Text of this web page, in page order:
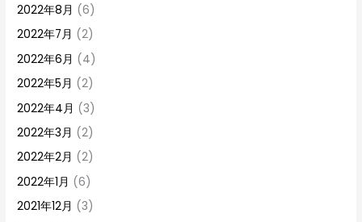
2022年8月 (6)
2022年7月 (2)
2022年6月 (4)
2022年5月 (2)
2022年4月 (3)
2022年3月 (2)
2022年2月 (2)
2022年1月 (6)
2021年12月 (3)